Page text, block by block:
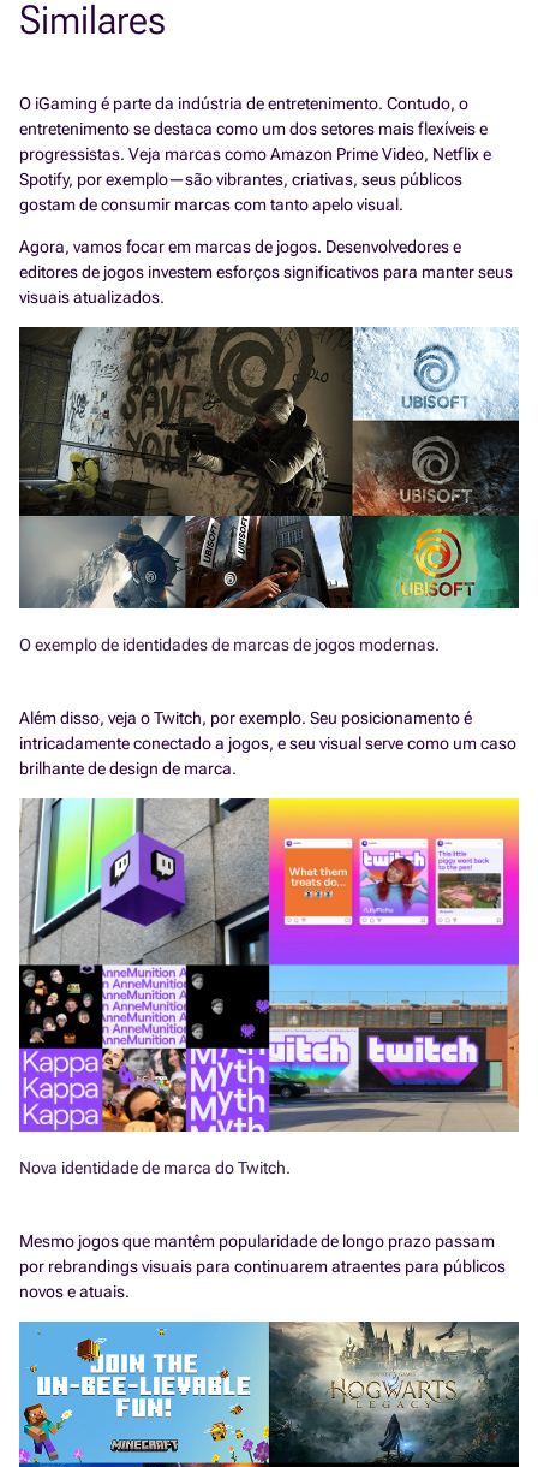
Similares
O iGaming é parte da indústria de entretenimento. Contudo, o
entretenimento se destaca como um dos setores mais flexíveis e
progressistas. Veja marcas como Amazon Prime Video, Netflix e
Spotify, por exemplo—são vibrantes, criativas, seus públicos
gostam de consumir marcas com tanto apelo visual.
Agora, vamos focar em marcas de jogos. Desenvolvedores e
editores de jogos investem esforços significativos para manter seus
visuais atualizados.
O exemplo de identidades de marcas de jogos modernas.
Além disso, veja o Twitch, por exemplo. Seu posicionamento é
intricadamente conectado a jogos, e seu visual serve como um caso
brilhante de design de marca.
Nova identidade de marca do Twitch.
Mesmo jogos que mantêm popularidade de longo prazo passam
por rebrandings visuais para continuarem atraentes para públicos
novos e atuais.